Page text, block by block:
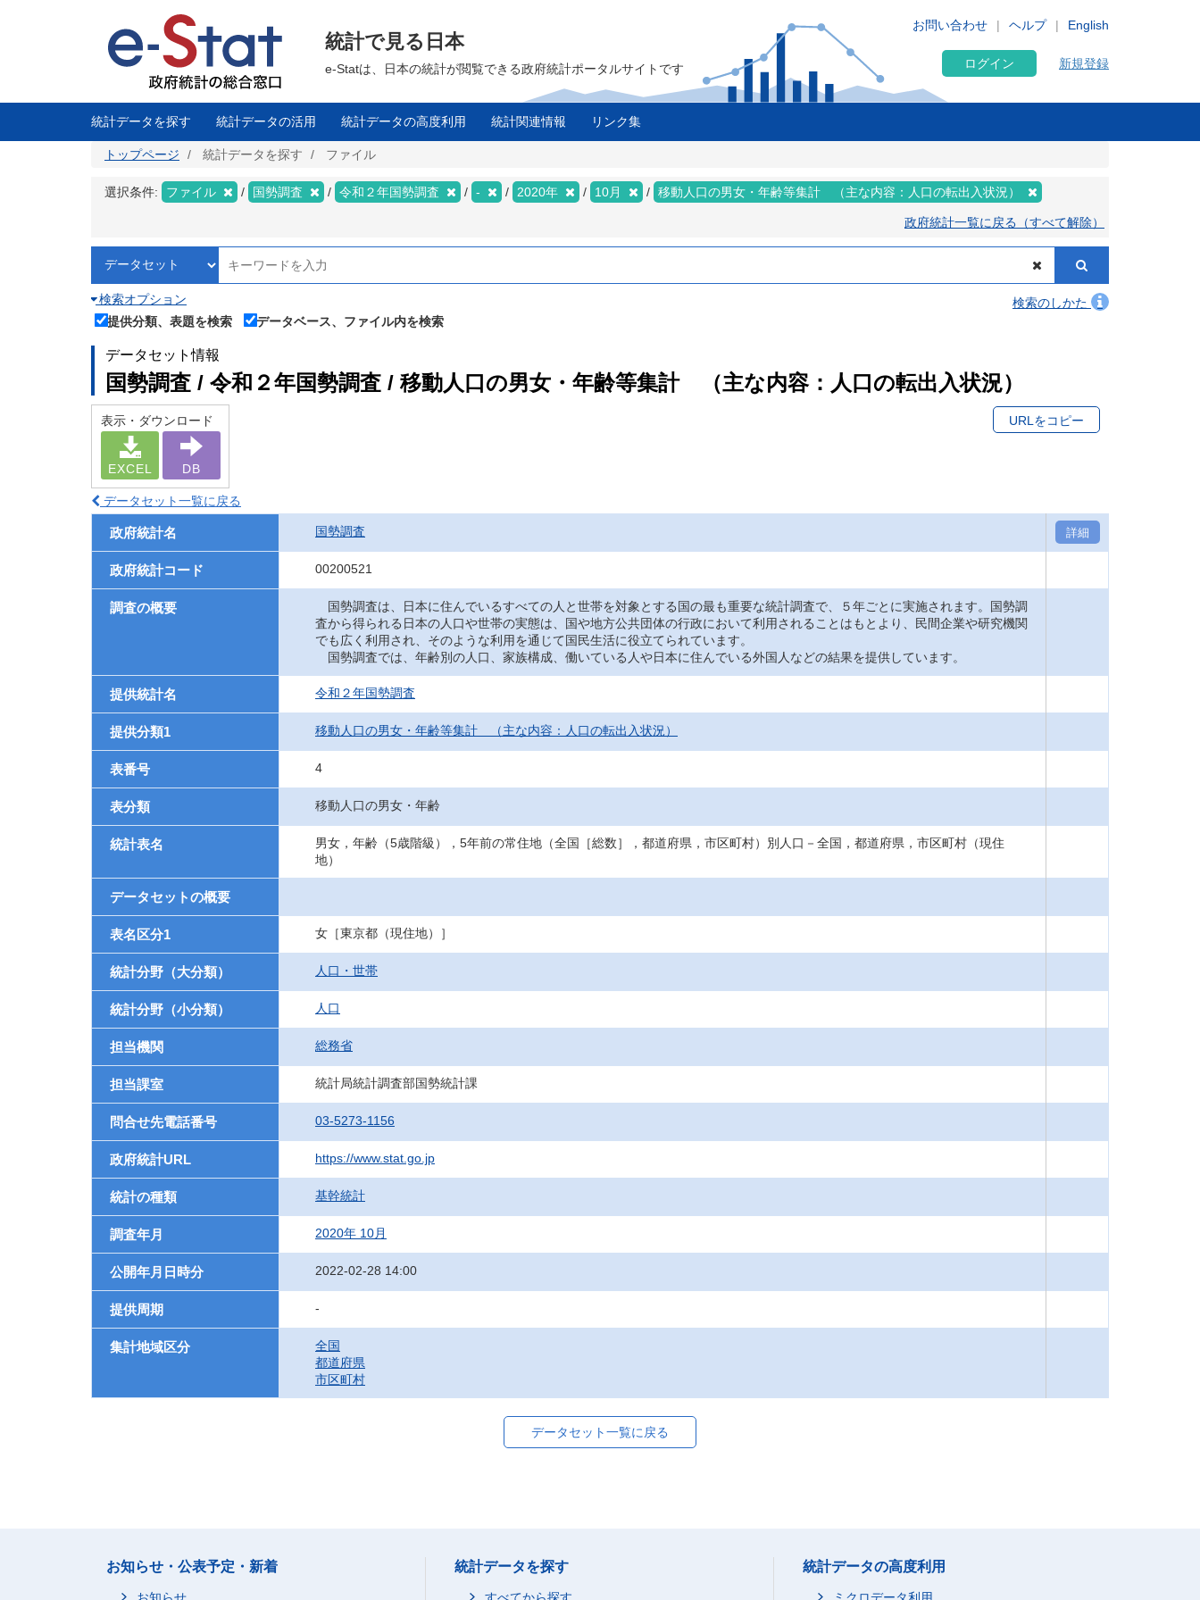
に
English
お問い合わせ ヘルプ
統計で見る日本
e-Statは、日本の統計が閲覧できる政府統計ポータルサイトです ログイン 新規登録
統計データを探す 統計データの活用 統計データの高度利用 統計関連情報 リンク集
トップページ 統計データを探す ファイル
選択条件: ファイル 国勢調査 令和２年国勢調査 - 2020年 10月 移動人口の男女・年齢等集計 （主な内容：人口の転出入状況）
政府統計一覧に戻る（すべて解除）
検索オプション
検索のしかた
提供分類、表題を検索
データベース、ファイル内を検索
データセット情報
国勢調査 / 令和２年国勢調査 / 移動人口の男女・年齢等集計 （主な内容：人口の転出入状況）
表示・ダウンロード
EXCEL DB
URLをコピー
データセット一覧に戻る
政府統計名 国勢調査 詳細
政府統計コード 00200521
調査の概要
国勢調査は、日本に住んでいるすべての人と世帯を対象とする国の最も重要な統計調査で、５年ごとに実施されます。国勢調
査から得られる日本の人口や世帯の実態は、国や地方公共団体の行政において利用されることはもとより、民間企業や研究機関
でも広く利用され、そのような利用を通じて国民生活に役立てられています。
国勢調査では、年齢別の人口、家族構成、働いている人や日本に住んでいる外国人などの結果を提供しています。
提供統計名 令和２年国勢調査
提供分類1 移動人口の男女・年齢等集計 （主な内容：人口の転出入状況）
表番号 4
表分類 移動人口の男女・年齢
統計表名
男女，年齢（5歳階級），5年前の常住地（全国［総数］，都道府県，市区町村）別人口－全国，都道府県，市区町村（現住
地）
データセットの概要
表名区分1 女［東京都（現住地）］
統計分野（大分類） 人口・世帯
統計分野（小分類） 人口
担当機関 総務省
担当課室 統計局統計調査部国勢統計課
問合せ先電話番号 03-5273-1156
政府統計URL https://www.stat.go.jp
統計の種類 基幹統計
調査年月 2020年 10月
公開年月日時分 2022-02-28 14:00
提供周期 -
集計地域区分
全国
都道府県
市区町村
データセット一覧に戻る
お知らせ・公表予定・新着 統計データを探す 統計データの高度利用